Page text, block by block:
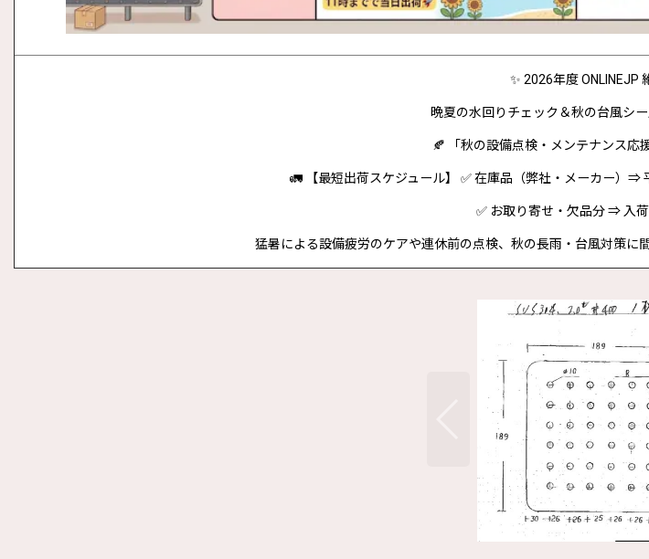
✨ 2026年度 ONLINEJP
晩夏の水回りチェック＆秋の台風シ
🍂 「秋の設備点検・メンテナンス応
🚛 【最短出荷スケジュール】 ✅ 在庫品（弊社・メーカー）
✅ お取り寄せ・欠品分 ⇒ 入
猛暑による設備疲労のケアや連休前の点検、秋の長雨・台風対策に